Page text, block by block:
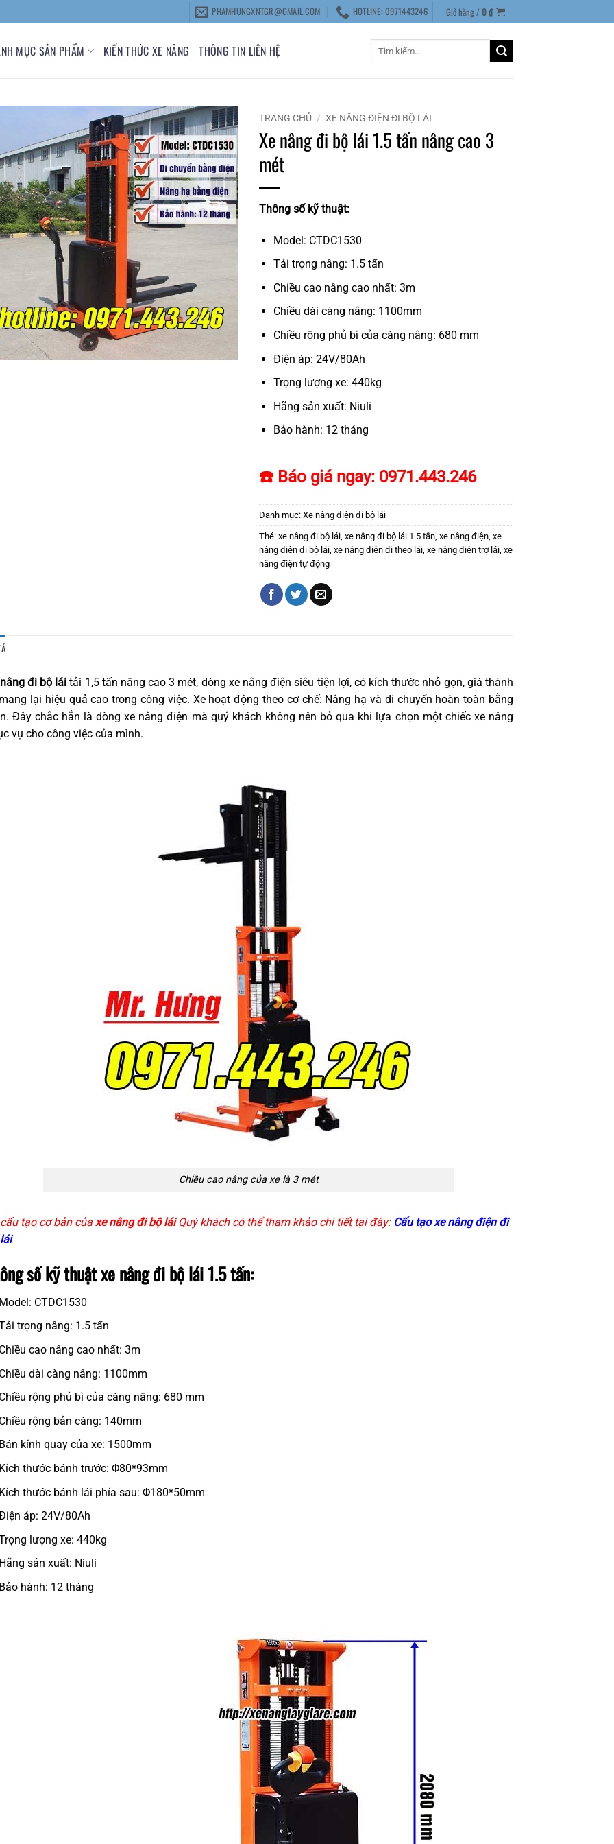
PHAMHUNGXNTGR@GMAIL.COM HOTLINE: 0971443246 Giỏ hàng /0₫
MỤC SẢN PHẨM KIẾN THỨC XE NÂNG THÔNG TIN LIÊN HỆ
TRANG CHỦ / XE NÂNG ĐIỆN ĐI BỘ LÁI
Xe nâng đi bộ lái 1.5 tấn nâng cao 3
mét
Thông số kỹ thuật:
Model: CTDC1530
Tải trọng nâng: 1.5 tấn
Chiều cao nâng cao nhất: 3m
Chiều dài càng nâng: 1100mm
Chiều rộng phủ bì của càng nâng: 680 mm
Điện áp: 24V/80Ah
Trọng lượng xe: 440kg
Hãng sản xuất: Niuli
Bảo hành: 12 tháng
☎️ Báo giá ngay: 0971.443.246
Danh mục:Xe nâng điện đi bộ lái
Thẻ:xe nâng đi bộ lái ,xe nâng đi bộ lái 1.5 tấn ,xe nâng điện ,xe
nâng điên đi bộ lái ,xe nâng điện đi theo lái ,xe nâng điện trợ lái ,xe
nâng điện tự động
đi bộ lái tải 1,5 tấn nâng cao 3 mét, dòng xe nâng điện siêu tiện lợi, có kích thước nhỏ gọn, giá thành
lại hiệu quả cao trong công việc. Xe hoạt động theo cơ chế: Nâng hạ và di chuyển hoàn toàn bằng
Đây chắc hẳn là dòng xe nâng điện mà quý khách không nên bỏ qua khi lựa chọn một chiếc xe nâng
vụ cho công việc của mình.
Chiều cao nâng của xe là 3 mét
tạo cơ bản của xe nâng đi bộ láiQuý khách có thể tham khảo chi tiết tại đây: Cấu tạo xe nâng điện đi
số kỹ thuật xe nâng đi bộ lái 1.5 tấn:
CTDC1530
trọng nâng: 1.5 tấn
cao nâng cao nhất: 3m
dài càng nâng: 1100mm
rộng phủ bì của càng nâng: 680 mm
rộng bản càng: 140mm
kính quay của xe: 1500mm
thước bánh trước: Φ80*93mm
thước bánh lái phía sau: Φ180*50mm
áp: 24V/80Ah
lượng xe: 440kg
sản xuất: Niuli
hành: 12 tháng